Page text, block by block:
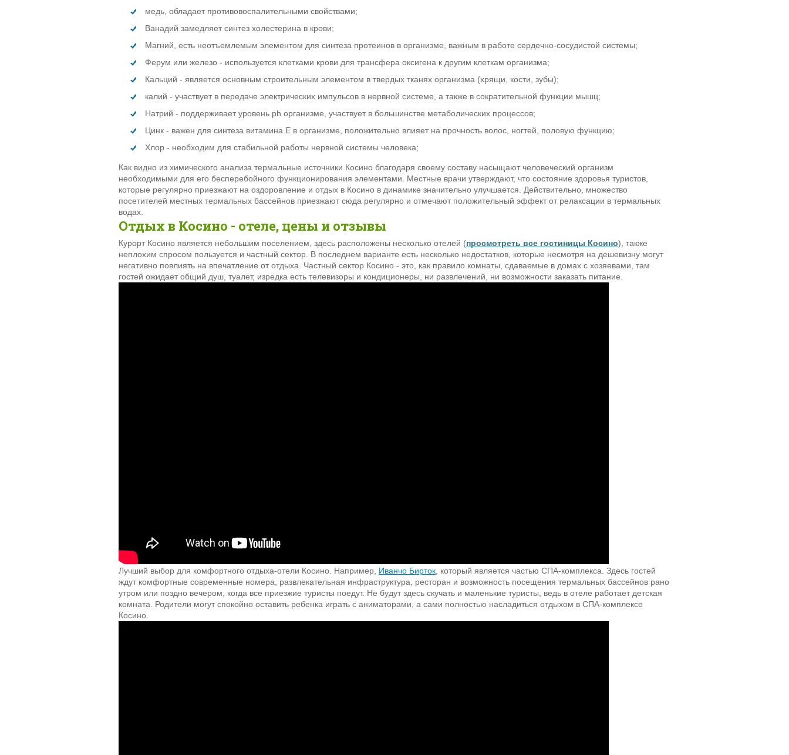
медь, обладает противовоспалительными свойствами;
Ванадий замедляет синтез холестерина в крови;
Магний, есть неотъемлемым элементом для синтеза протеинов в организме, важным в работе сердечно-сосудистой системы;
Ферум или железо - используется клетками крови для трансфера оксигена к другим клеткам организма;
Кальций - является основным строительным элементом в твердых тканях организма (хрящи, кости, зубы);
калий - участвует в передаче электрических импульсов в нервной системе, а также в сократительной функции мышц;
Натрий - поддерживает уровень ph организме, участвует в большинстве метаболических процессов;
Цинк - важен для синтеза витамина Е в организме, положительно влияет на прочность волос, ногтей, половую функцию;
Хлор - необходим для стабильной работы нервной системы человека;
Как видно из химического анализа термальные источники Косино благодаря своему составу насыщают человеческий организм
необходимыми для его бесперебойного функционирования элементами. Местные врачи утверждают, что состояние здоровья туристов,
которые регулярно приезжают на оздоровление и отдых в Косино в динамике значительно улучшается. Действительно, множество
посетителей местных термальных бассейнов приезжают сюда регулярно и отмечают положительный эффект от релаксации в термальных
водах.
Отдых в Косино - отеле, цены и отзывы
Курорт Косино является небольшим поселением, здесь расположены несколько отелей (просмотреть все гостиницы Косино), также
неплохим спросом пользуется и частный сектор. В последнем варианте есть несколько недостатков, которые несмотря на дешевизну могут
негативно повлиять на впечатление от отдыха. Частный сектор Косино - это, как правило комнаты, сдаваемые в домах с хозяевами, там
гостей ожидает общий душ, туалет, изредка есть телевизоры и кондиционеры, ни развлечений, ни возможности заказать питание.
Лучший выбор для комфортного отдыха-отели Косино. Например, Иванчо Бирток , который является частью СПА-комплекса. Здесь гостей
ждут комфортные современные номера, развлекательная инфраструктура, ресторан и возможность посещения термальных бассейнов рано
утром или поздно вечером, когда все приезжие туристы поедут. Не будут здесь скучать и маленькие туристы, ведь в отеле работает детская
комната. Родители могут спокойно оставить ребенка играть с аниматорами, а сами полностью насладиться отдыхом в СПА-комплексе
Косино.